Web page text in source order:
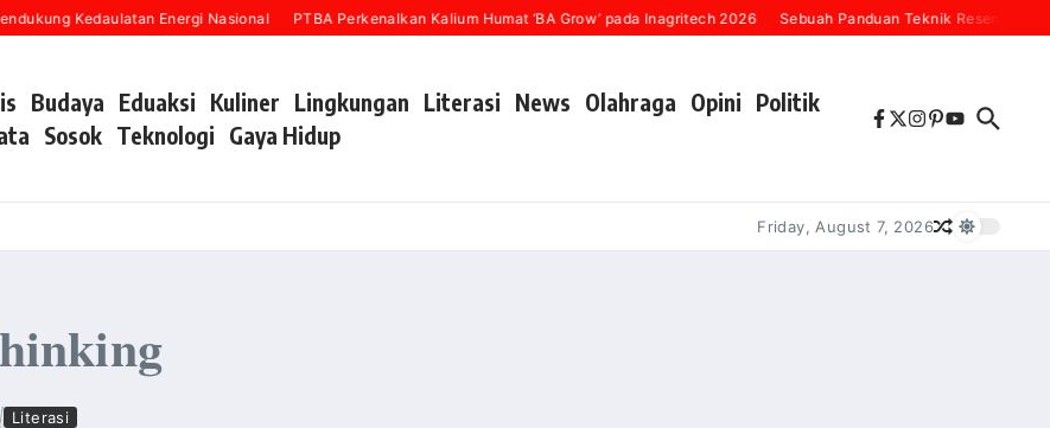
Kedaulatan Energi Nasional PTBA Perkenalkan Kalium Humat ‘BA Grow’ pada Inagritech 2026 Sebuah Panduan Teknik Resensi
Budaya Eduaksi Kuliner Lingkungan Literasi News Olahraga Opini Politik
Sosok Teknologi Gaya Hidup
Friday, August 7, 2026
Literasi